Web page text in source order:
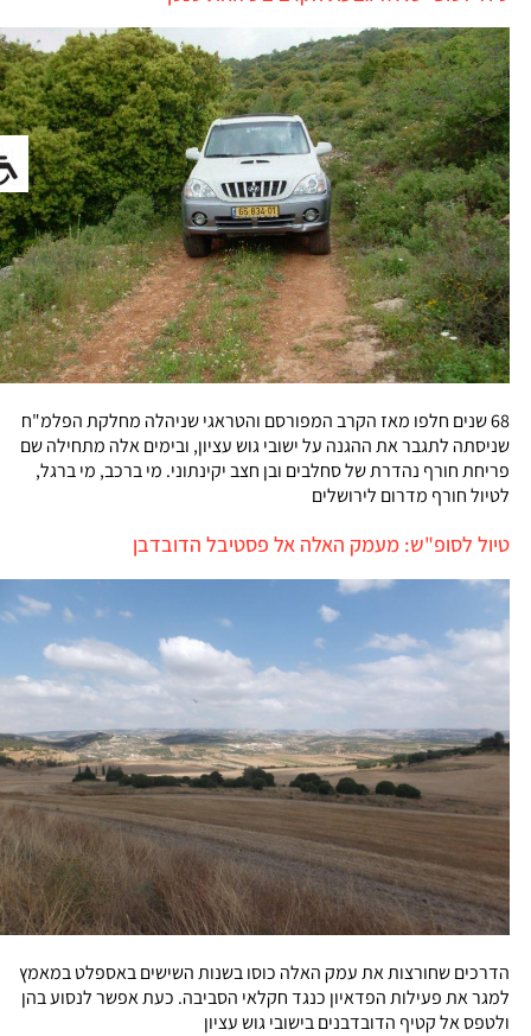
68 שנים חלפו מאז הקרב המפורסם והטראגי שניהלה מחלקת הפלמ"ח
שניסתה לתגבר את ההגנה על ישובי גוש עציון, ובימים אלה מתחילה שם
פריחת חורף נהדרת של סחלבים ובן חצב יקינתוני. מי ברכב, מי ברגל,
לטיול חורף מדרום לירושלים
טיול לסופ"ש: מעמק האלה אל פסטיבל הדובדבן
הדרכים שחורצות את עמק האלה כוסו בשנות השישים באספלט במאמץ
למגר את פעילות הפדאיון כנגד חקלאי הסביבה. כעת אפשר לנסוע בהן
ולטפס אל קטיף הדובדבנים בישובי גוש עציון